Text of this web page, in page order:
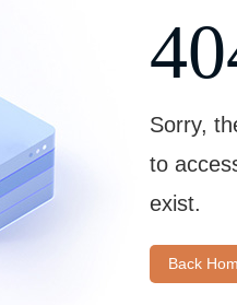
Sorry,
to
exist.
Back